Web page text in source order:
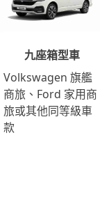
九座箱型車
Volkswagen 旗艦
商旅、Ford 家用商
旅或其他同等級車
款